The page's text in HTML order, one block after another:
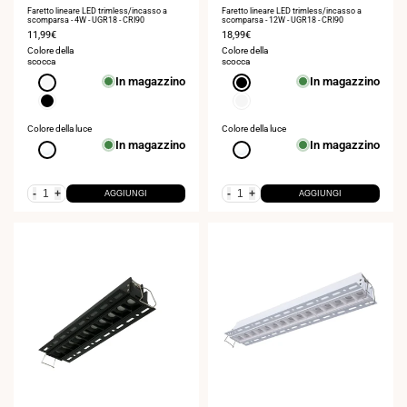
Faretto lineare LED trimless/incasso a
scomparsa - 4W - UGR18 - CRI90
Prezzo
di
vendita
11,99€
Colore della
scocca
Bianco
Nero
In magazzino
Colore della luce
Bianco
4000K
In magazzino
- + AGGIUNGI
Faretto lineare LED trimless/incasso a
scomparsa - 12W - UGR18 - CRI90
Prezzo
di
vendita
18,99€
Colore della
scocca
Nero
In magazzino
Colore della luce
Bianco
4000K
In magazzino
- + AGGIUNGI